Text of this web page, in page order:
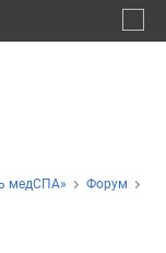
медСПА»
Форум